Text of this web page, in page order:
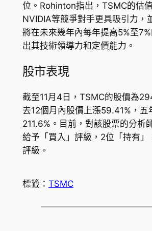
位。Rohinton指出，TSMC的估
NVIDIA等競爭對手更具吸引力，
將在未來幾年內每年提高5%至
出其技術領導力和定價能力。
股市表現
截至11月4日，TSMC的股價為
去12個月內股價上漲59.41%，五
211.6%。目前，對該股票的分析
給予「買入」評級，2位「持有」
評級。
標籤： TSMC